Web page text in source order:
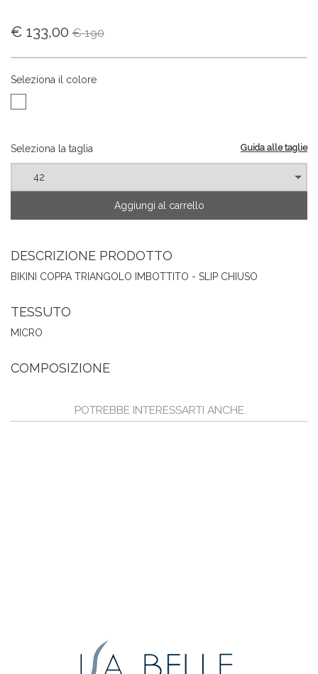
€ 133,00 € 190
Seleziona il colore
Guida alle taglie
Seleziona la taglia
Aggiungi al carrello
DESCRIZIONE PRODOTTO
BIKINI COPPA TRIANGOLO IMBOTTITO - SLIP CHIUSO
TESSUTO
MICRO
COMPOSIZIONE
POTREBBE INTERESSARTI ANCHE